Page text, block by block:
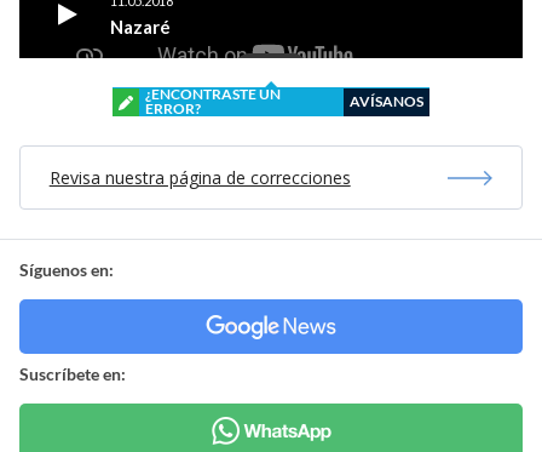
¿ENCONTRASTE UN
ERROR?
AVÍSANOS
Revisa nuestra página de correcciones
Síguenos en:
Suscríbete en: